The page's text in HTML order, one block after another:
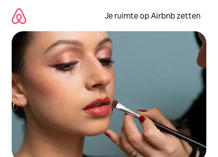
direct
naar
inhoud
Je ruimte op Airbnb zetten